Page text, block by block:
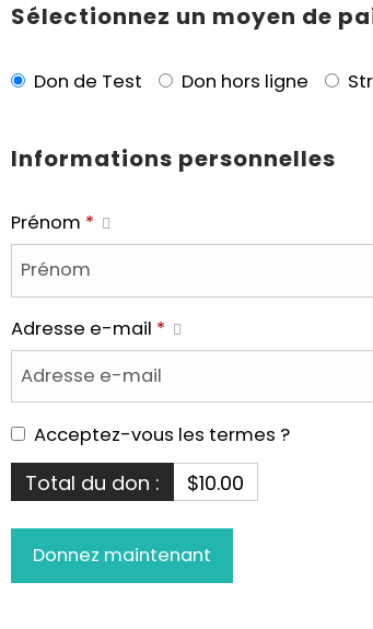
Sélectionnez un moyen de
Don de Test Don hors ligne
Informations personnelles
Prénom *
Adresse e-mail *
Acceptez-vous les termes ?
Total du don : $10.00